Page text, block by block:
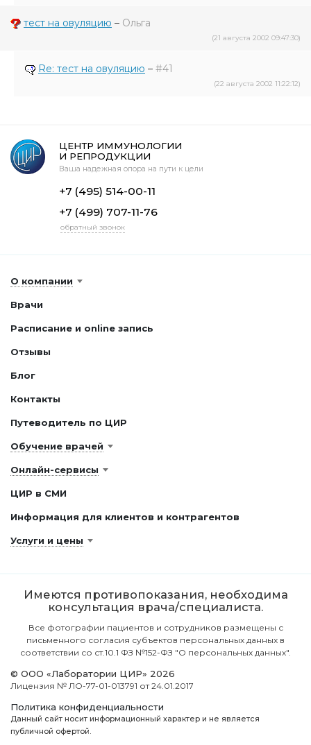
тест на овуляцию – Ольга
(21 августа 2002 09:47:30)
Re: тест на овуляцию – #41
(22 августа 2002 11:22:12)
ЦЕНТР ИММУНОЛОГИИ
И РЕПРОДУКЦИИ
Ваша надежная опора на пути к цели
+7 (495) 514-00-11
+7 (499) 707-11-76
обратный звонок
О компании
Врачи
Расписание и online запись
Отзывы
Блог
Контакты
Путеводитель по ЦИР
Обучение врачей
Онлайн-сервисы
ЦИР в СМИ
Информация для клиентов и контрагентов
Услуги и цены
Имеются противопоказания, необходима
консультация врача/специалиста.
Все фотографии пациентов и сотрудников размещены с
письменного согласия субъектов персональных данных в
соответствии со ст.10.1 ФЗ №152-ФЗ "О персональных данных".
© ООО «Лаборатории ЦИР» 2026
Лицензия № ЛО-77-01-013791 от 24.01.2017
Политика конфиденциальности
Данный сайт носит информационный характер и не является
публичной офертой.